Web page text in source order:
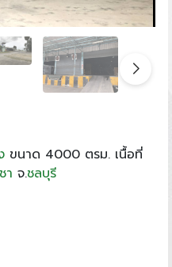
ขนาด 4000 ตรม. เนื้อที่
า จ.ชลบุรี